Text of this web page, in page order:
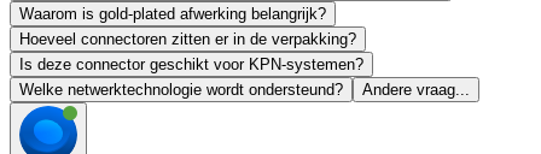
Waarom is gold-plated afwerking belangrijk?
Hoeveel connectoren zitten er in de verpakking?
Is deze connector geschikt voor KPN-systemen?
Welke netwerktechnologie wordt ondersteund?
Andere vraag...